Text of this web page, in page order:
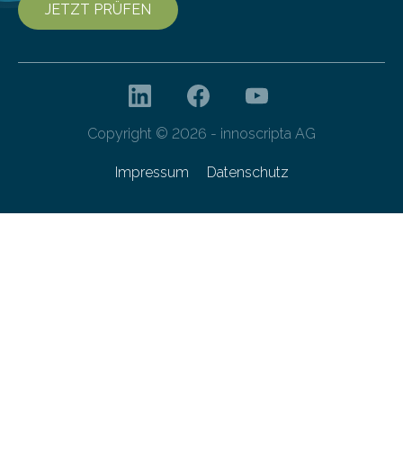
JETZT PRÜFEN
Copyright © 2026 - innoscripta AG
Impressum Datenschutz